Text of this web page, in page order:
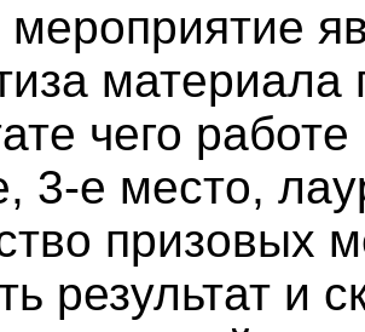
чего
3-е место,
призовых
результат и